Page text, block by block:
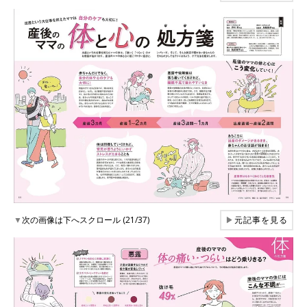
▼次の画像は下へスクロール (21/37) ▶元記事を見る